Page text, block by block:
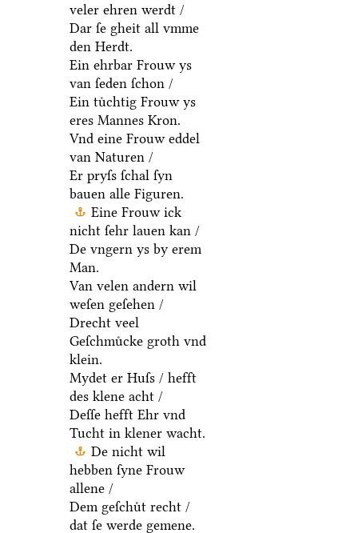
veler ehren werdt /
Dar ſe gheit all vmme
den Herdt.
Ein ehrbar Frouw ys
van ſeden ſchon /
Ein tuͤchtig Frouw ys
eres Mannes Kron.
Vnd eine Frouw eddel
van Naturen /
Er pryſs ſchal ſyn
bauen alle Figuren.
Eine Frouw ick
nicht ſehr lauen kan /
De vngern ys by erem
Man.
Van velen andern wil
weſen geſehen /
Drecht veel
Geſchmuͤcke groth vnd
klein.
Mydet er Huſs / hefft
des klene acht /
Deſſe hefft Ehr vnd
Tucht in klener wacht.
De nicht wil
hebben ſyne Frouw
allene /
Dem geſchuͤt recht /
dat ſe werde gemene.